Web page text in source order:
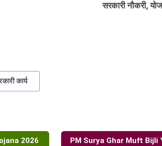
सरकारी नौकरी,
कार्य
2026 PM Surya Ghar Muft Bijli